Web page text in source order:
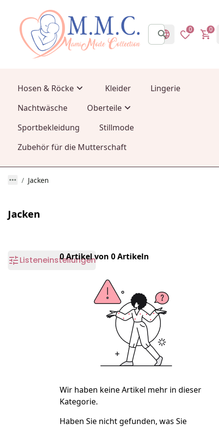
0 0
Hosen & Röcke Kleider
Lingerie
Nachtwäsche
Oberteile
Sportbekleidung
Stillmode
Zubehör für die Mutterschaft
Jacken
Jacken
Listeneinstellungen0 Artikel von 0 Artikeln
Wir haben keine Artikel mehr in dieser
Kategorie.
Haben Sie nicht gefunden, was Sie